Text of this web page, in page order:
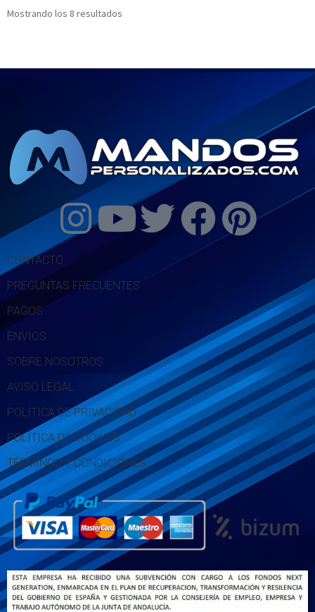
Mostrando los 8 resultados
CONTACTO
PREGUNTAS FRECUENTES
PAGOS
ENVÍOS
SOBRE NOSOTROS
AVISO LEGAL
POLÍTICA DE PRIVACIDAD
POLÍTICA DE COOKIES
TÉRMINOS Y CONDICIONES